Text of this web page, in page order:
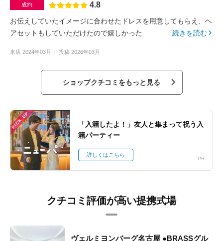
成約 4.8
お伝えしていたイメージに合わせたドレスを用意してもらえ、ヘ
アセットもしていただけたので嬉しかった
続きを読む
来店 2024年03月 投稿 2026年03月
ショップクチコミをもっと見る
PICK UP
PR
「入籍したよ！」友人と集まって祝う入
籍パーティー
詳しくはこちら
クチコミ評価が高い提携式場
ヴェルミヨンバーグ名古屋 ●BRASSグル